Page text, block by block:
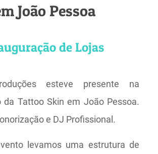
João Pessoa
de Lojas
esteve presente na
da Tattoo Skin em João Pessoa.
e DJ Profissional.
levamos uma estrutura de